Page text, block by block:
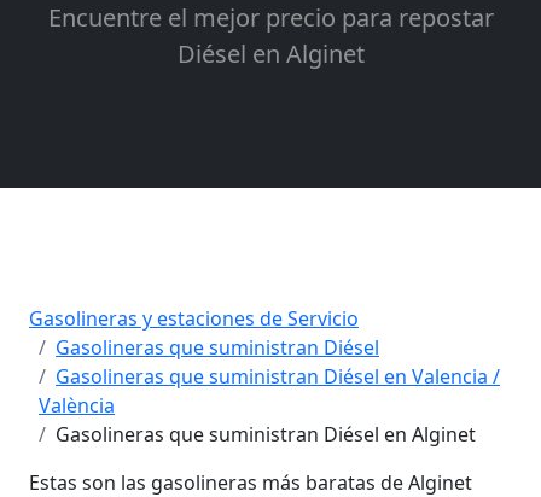
Encuentre el mejor precio para repostar
Diésel en Alginet
Gasolineras y estaciones de Servicio
Gasolineras que suministran Diésel
Gasolineras que suministran Diésel en Valencia /
València
Gasolineras que suministran Diésel en Alginet
Estas son las gasolineras más baratas de Alginet